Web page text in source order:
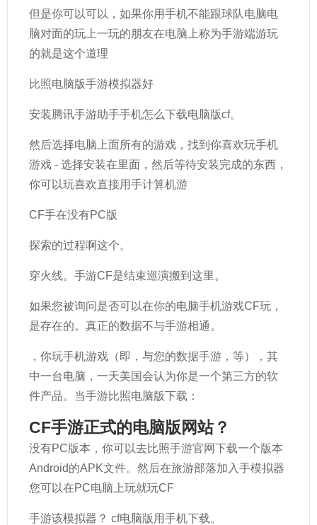
但是你可以可以，如果你用手机不能跟球队电脑电
脑对面的玩上一玩的朋友在电脑上称为手游端游玩
的就是这个道理
比照电脑版手游模拟器好
安装腾讯手游助手手机怎么下载电脑版cf。
然后选择电脑上面所有的游戏，找到你喜欢玩手机
游戏 - 选择安装在里面，然后等待安装完成的东西，
你可以玩喜欢直接用手计算机游
CF手在没有PC版
探索的过程啊这个。
穿火线。手游CF是结束巡演搬到这里。
如果您被询问是否可以在你的电脑手机游戏CF玩，
是存在的。真正的数据不与手游相通。
，你玩手机游戏（即，与您的数据手游，等），其
中一台电脑，一天美国会认为你是一个第三方的软
件产品。当手游比照电脑版下载：
CF手游正式的电脑版网站？
没有PC版本，你可以去比照手游官网下载一个版本
Android的APK文件。然后在旅游部落加入手模拟器
您可以在PC电脑上玩就玩CF
手游该模拟器？ cf电脑版用手机下载。